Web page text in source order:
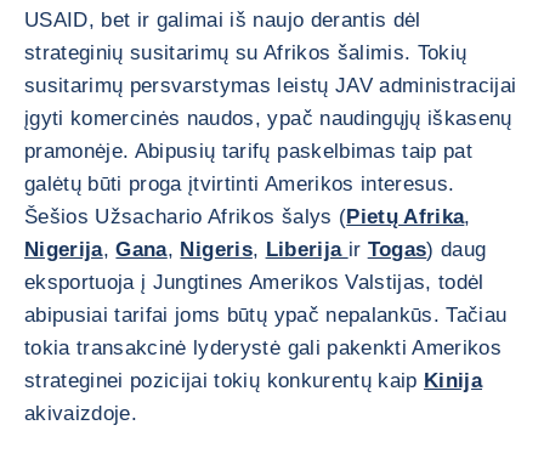
USAID, bet ir galimai iš naujo derantis dėl
strateginių susitarimų su Afrikos šalimis. Tokių
susitarimų persvarstymas leistų JAV administracijai
įgyti komercinės naudos, ypač naudingųjų iškasenų
pramonėje. Abipusių tarifų paskelbimas taip pat
galėtų būti proga įtvirtinti Amerikos interesus.
Šešios Užsachario Afrikos šalys (Pietų Afrika,
Nigerija,Gana, Nigeris, Liberija ir Togas) daug
eksportuoja į Jungtines Amerikos Valstijas, todėl
abipusiai tarifai joms būtų ypač nepalankūs. Tačiau
tokia transakcinė lyderystė gali pakenkti Amerikos
strateginei pozicijai tokių konkurentų kaip Kinija
akivaizdoje.